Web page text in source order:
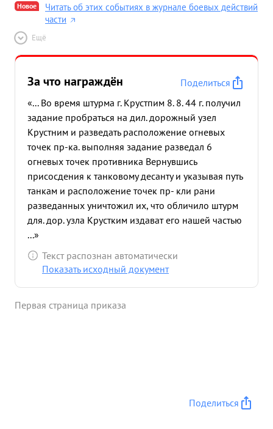
Новое
Читать об этих событиях в журнале боевых действий
части
Ещё
За что награждён
Поделиться
«... Во время штурма г. Крустпим 8. 8. 44 г. получил
задание пробраться на дил. дорожный узел
Крустним и разведать расположение огневых
точек пр-ка. выполняя задание разведал 6
огневых точек противника Вернувшись
присосдения к танковому десанту и указывая путь
танкам и расположение точек пр- кли рани
разведанных уничтожил их, что обличило штурм
для. дор. узла Крустким издават его нашей частью
...»
Текст распознан автоматически
Показать исходный документ
Первая страница приказа
Поделиться